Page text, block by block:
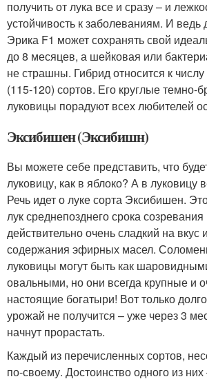
получить от лука все и сразу – и
устойчивость к заболеваниям. И ведь
Эрика F1 может сохранять свой
до 8 месяцев, а шейковая или
не страшны. Гибрид относится к
(115-120) сортов. Его круглые темно-
луковицы порадуют всех любителей
Эксибишен (Эксибишн)
Вы можете себе представить, что
луковицу, как в яблоко? А в луковицу
Речь идет о луке сорта Эксибишен.
лук среднепозднего срока
действительно очень сладкий на вкус
содержания эфирных масел.
луковицы могут быть как
овальными, но они всегда крупные и
настоящие богатыри! Вот только
урожай не получится – уже через 3
начнут прорастать.
Каждый из перечисленных сортов,
по-своему. Достоинство одного из